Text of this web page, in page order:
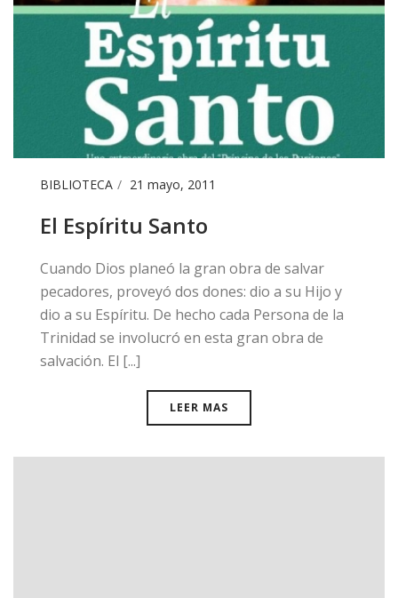
BIBLIOTECA 21 mayo, 2011
El Espíritu Santo
​Cuando Dios planeó la gran obra de salvar
pecadores, proveyó dos dones: dio a su Hijo y
dio a su Espíritu. De hecho cada Persona de la
Trinidad se involucró en esta gran obra de
salvación. El [...]
LEER MAS